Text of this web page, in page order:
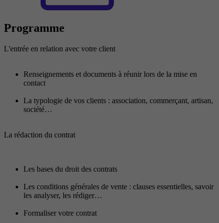
Programme
L'entrée en relation avec votre client
Renseignements et documents à réunir lors de la mise en
contact
La typologie de vos clients : association, commerçant, artisan,
société…
La rédaction du contrat
Les bases du droit des contrats
Les conditions générales de vente : clauses essentielles, savoir
les analyser, les rédiger…
Formaliser votre contrat